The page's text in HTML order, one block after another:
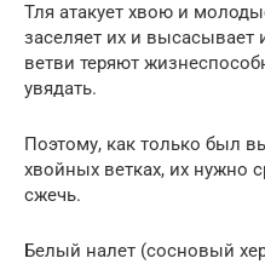
Тля атакует хвою и
заселяет их и высасывает
ветви теряют
увядать.
Поэтому, как только был
хвойных ветках, их нужно
сжечь.
Белый налет (сосновый